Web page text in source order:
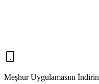
Meşhur Uygulamasını İndirin